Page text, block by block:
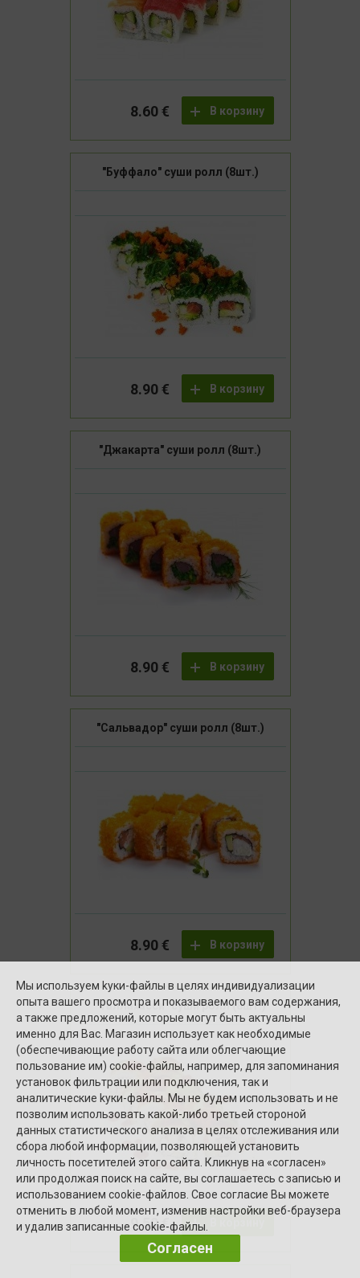
В корзину
8.60 €
"Буффало" суши ролл (8шт.)
В корзину
8.90 €
"Джакарта" суши ролл (8шт.)
В корзину
8.90 €
"Сальвадор" суши ролл (8шт.)
В корзину
8.90 €
"Таллахасси" суши ролл (8шт.)
9.50 €
Мы используем kуки-файлы в целях индивидуализации
опыта вашего просмотра и показываемого вам содержания,
а также предложений, которые могут быть актуальны
именно для Вас. Магазин использует как необходимые
(обеспечивающие работу сайта или облегчающие
пользование им) cookie-файлы, например, для запоминания
установок фильтрации или подключения, так и
аналитические kуки-файлы. Мы не будем использовать и не
позволим использовать какой-либо третьей стороной
данных статистического анализа в целях отслеживания или
сбора любой информации, позволяющей установить
личность посетителей этого сайта. Кликнув на «согласен»
или продолжая поиск на сайте, вы соглашаетесь с записью и
использованием cookie-файлов. Свое согласие Вы можете
отменить в любой момент, изменив настройки веб-браузера
и удалив записанные cookie-файлы.
Согласен